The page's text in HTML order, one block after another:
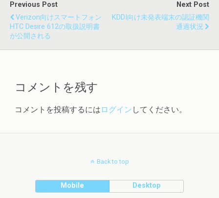
Previous Post
Verizon向けスマートフォン
HTC Desire 612の取扱説明書
が公開される
Next Post
KDDI向け未発表端末の認証機関
通過状況
コメントを残す
コメントを投稿するには ログイン してください。
Back to top
Mobile Desktop